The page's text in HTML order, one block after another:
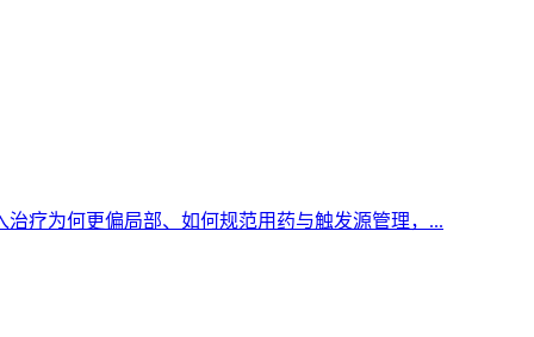
疗为何更偏局部、如何规范用药与触发源管理，...